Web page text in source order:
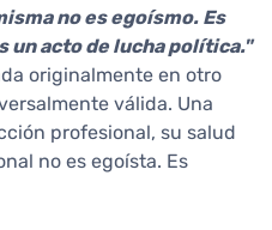
no es egoísmo. Es
un acto de lucha política."
originalmente en otro
válida. Una
profesional, su salud
no es egoísta. Es